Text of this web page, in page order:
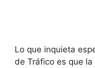
Lo que inquieta
de Tráfico es que